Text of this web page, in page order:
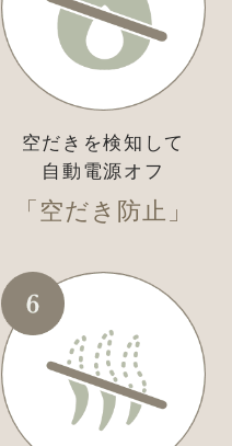
空だきを検知して
自動電源オフ
「空だき防止」